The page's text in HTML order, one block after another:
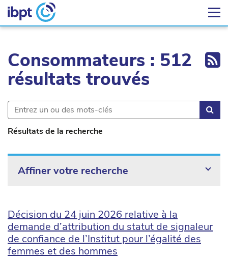
Consommateurs : 512
résultats trouvés
Résultats de la recherche
Affiner votre recherche
Décision du 24 juin 2026 relative à la
demande d’attribution du statut de signaleur
de confiance de l’Institut pour l’égalité des
femmes et des hommes